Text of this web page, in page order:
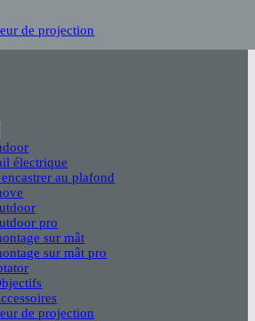
de projection
électrique
au plafond
pro
sur mât
sur mât pro
de projection